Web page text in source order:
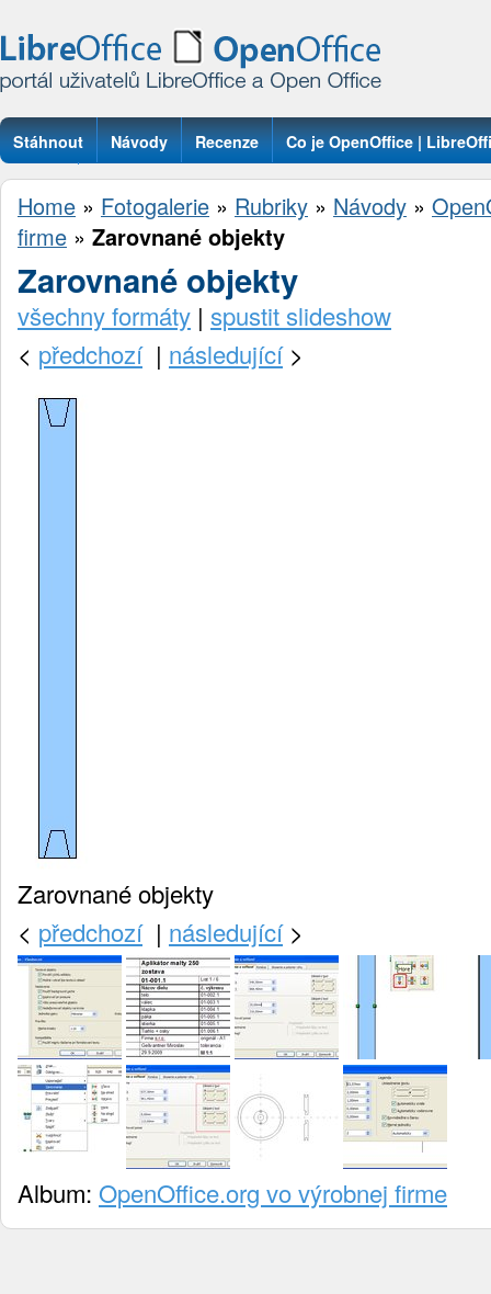
Stáhnout Návody Recenze Co je OpenOffice |
Otázky
Home » Fotogalerie » Rubriky » Návody »
firme » Zarovnané objekty
Zarovnané objekty
všechny formáty | spustit slideshow
< předchozí| následující>
Zarovnané objekty
< předchozí| následující>
Album: OpenOffice.org vo výrobnej firme